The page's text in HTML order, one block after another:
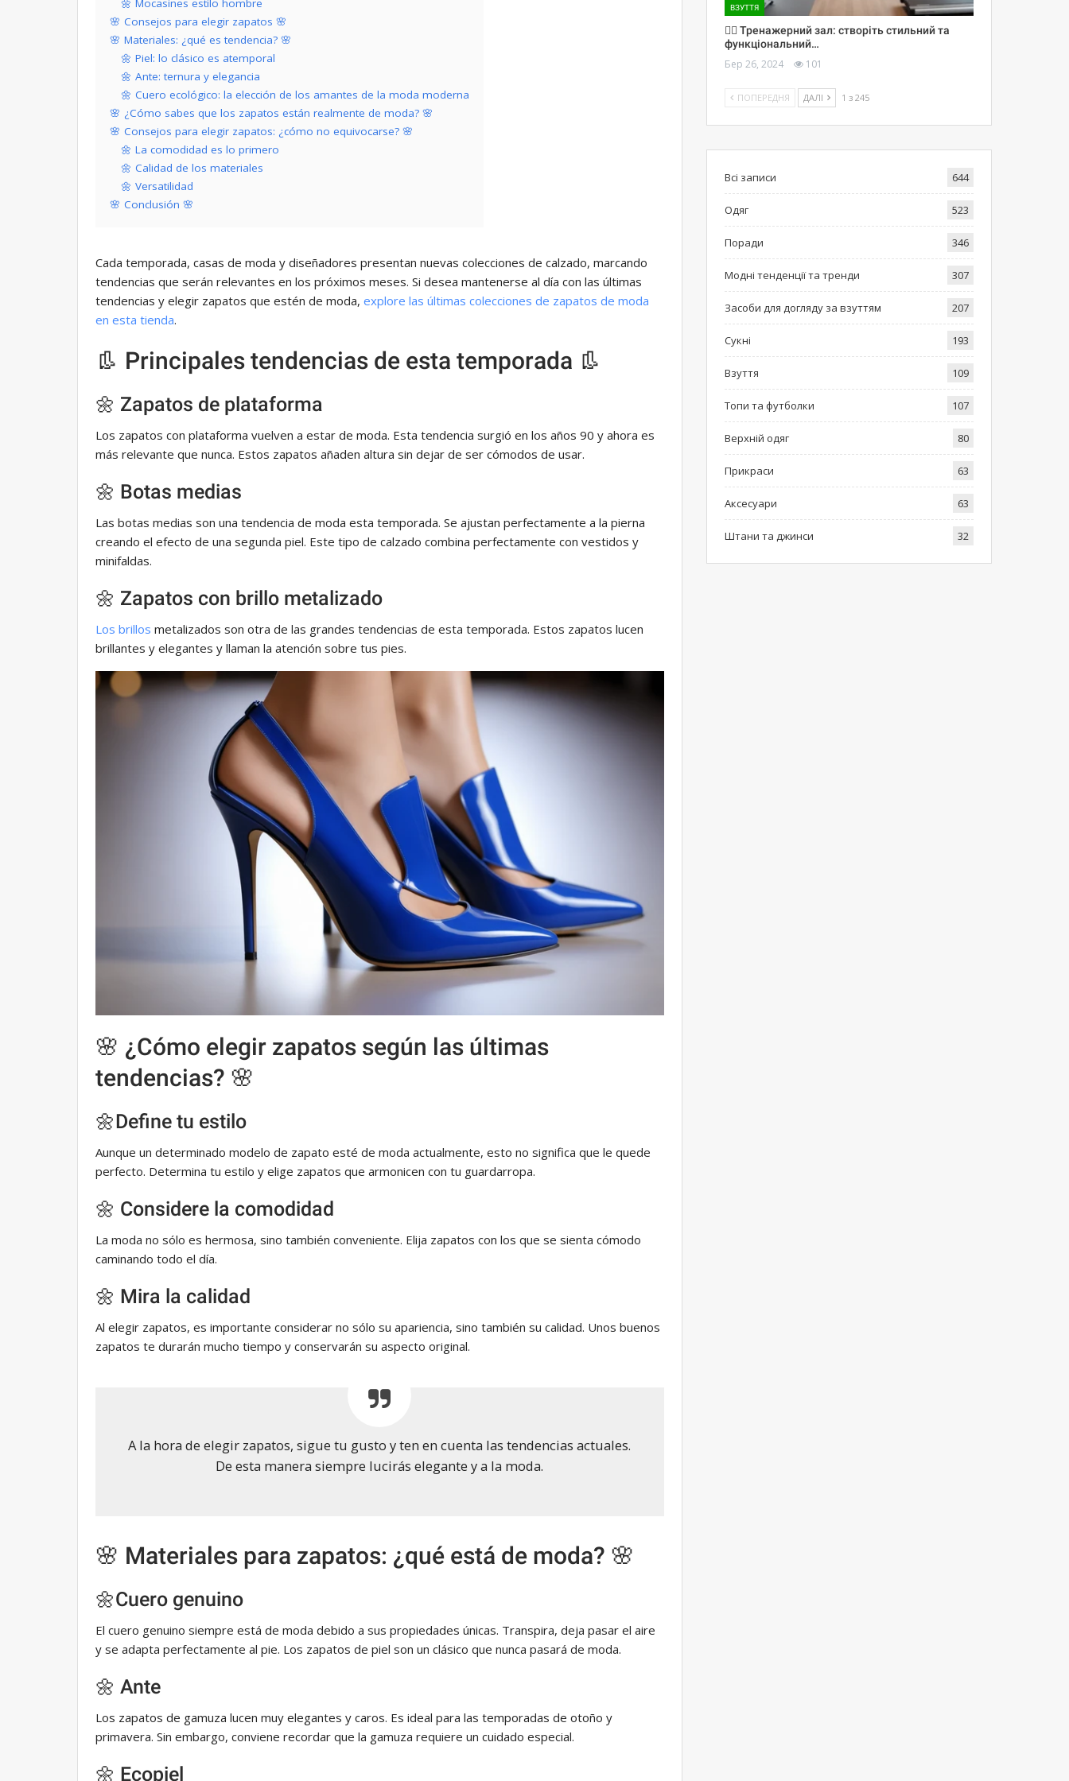
🌼 Mocasines estilo hombre
🌸 Consejos para elegir zapatos 🌸
🌸 Materiales: ¿qué es tendencia? 🌸
🌼 Piel: lo clásico es atemporal
🌼 Ante: ternura y elegancia
🌼 Cuero ecológico: la elección de los amantes de la moda moderna
🌸 ¿Cómo sabes que los zapatos están realmente de moda? 🌸
🌸 Consejos para elegir zapatos: ¿cómo no equivocarse? 🌸
🌼 La comodidad es lo primero
🌼 Calidad de los materiales
🌼 Versatilidad
🌸 Conclusión 🌸
Cada temporada, casas de moda y diseñadores presentan nuevas colecciones de calzado, marcando
tendencias que serán relevantes en los próximos meses. Si desea mantenerse al día con las últimas
tendencias y elegir zapatos que estén de moda, explore las últimas colecciones de zapatos de moda
en esta tienda.
👢 Principales tendencias de esta temporada 👢
🌼 Zapatos de plataforma
Los zapatos con plataforma vuelven a estar de moda. Esta tendencia surgió en los años 90 y ahora es
más relevante que nunca. Estos zapatos añaden altura sin dejar de ser cómodos de usar.
🌼 Botas medias
Las botas medias son una tendencia de moda esta temporada. Se ajustan perfectamente a la pierna
creando el efecto de una segunda piel. Este tipo de calzado combina perfectamente con vestidos y
minifaldas.
🌼 Zapatos con brillo metalizado
Los brillos metalizados son otra de las grandes tendencias de esta temporada. Estos zapatos lucen
brillantes y elegantes y llaman la atención sobre tus pies.
🌸 ¿Cómo elegir zapatos según las últimas
tendencias? 🌸
🌼Define tu estilo
Aunque un determinado modelo de zapato esté de moda actualmente, esto no significa que le quede
perfecto. Determina tu estilo y elige zapatos que armonicen con tu guardarropa.
🌼 Considere la comodidad
La moda no sólo es hermosa, sino también conveniente. Elija zapatos con los que se sienta cómodo
caminando todo el día.
🌼 Mira la calidad
Al elegir zapatos, es importante considerar no sólo su apariencia, sino también su calidad. Unos buenos
zapatos te durarán mucho tiempo y conservarán su aspecto original.
A la hora de elegir zapatos, sigue tu gusto y ten en cuenta las tendencias actuales.
De esta manera siempre lucirás elegante y a la moda.
🌸 Materiales para zapatos: ¿qué está de moda? 🌸
🌼Cuero genuino
El cuero genuino siempre está de moda debido a sus propiedades únicas. Transpira, deja pasar el aire
y se adapta perfectamente al pie. Los zapatos de piel son un clásico que nunca pasará de moda.
🌼 Ante
Los zapatos de gamuza lucen muy elegantes y caros. Es ideal para las temporadas de otoño y
primavera. Sin embargo, conviene recordar que la gamuza requiere un cuidado especial.
🌼 Ecopiel
ВЗУТТЯ
🏋️‍♀️ Тренажерний зал: створіть стильний та
функціональний…
Бер 26, 2024 101
ПОПЕРЕДНЯ ДАЛІ 1 з 245
Всі записи 644
Одяг 523
Поради 346
Модні тенденції та тренди 307
Засоби для догляду за взуттям 207
Сукні 193
Взуття 109
Топи та футболки 107
Верхній одяг 80
Прикраси 63
Аксесуари 63
Штани та джинси 32